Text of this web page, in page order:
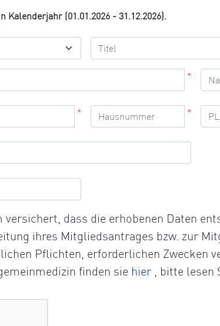
(01.01.2026 - 31.12.2026).
*
* *
dass die erhobenen Daten
ihres Mitgliedsantrages bzw. zur
Pflichten, erforderlichen Zwecken
finden sie hier
Öffnet
, bitte